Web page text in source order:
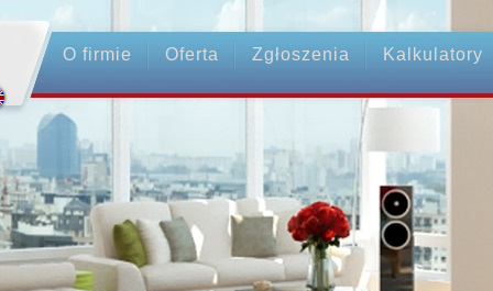
O firmie Oferta Zgłoszenia Kalkulatory